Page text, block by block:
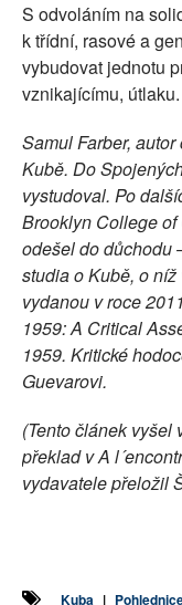
S odvoláním na
k třídní, rasové a
vybudovat jednotu
vznikajícímu, útlaku.
Samul Farber,
Kubě. Do
vystudoval. Po
Brooklyn College
odešel do důchodu
studia o Kubě, o
vydanou v roce
1959: A Critical
1959. Kritické
Guevarovi.
(Tento článek vyšel
překlad v A
vydavatele přeložil
Kuba |